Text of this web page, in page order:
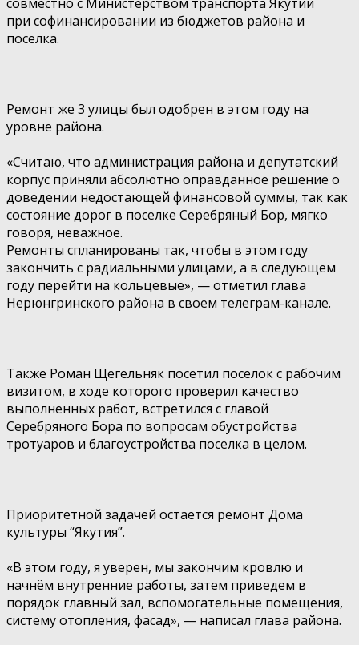
при софинансировании из бюджетов района и
поселка.
Ремонт же 3 улицы был одобрен в этом году на
уровне района.
«Считаю, что администрация района и депутатский
корпус приняли абсолютно оправданное решение о
доведении недостающей финансовой суммы, так как
состояние дорог в поселке Серебряный Бор, мягко
говоря, неважное.
Ремонты спланированы так, чтобы в этом году
закончить с радиальными улицами, а в следующем
году перейти на кольцевые», — отметил глава
Нерюнгринского района в своем телеграм-канале.
Также Роман Щегельняк посетил поселок с рабочим
визитом, в ходе которого проверил качество
выполненных работ, встретился с главой
Серебряного Бора по вопросам обустройства
тротуаров и благоустройства поселка в целом.
Приоритетной задачей остается ремонт Дома
культуры “Якутия”.
«В этом году, я уверен, мы закончим кровлю и
начнём внутренние работы, затем приведем в
порядок главный зал, вспомогательные помещения,
систему отопления, фасад», — написал глава района.